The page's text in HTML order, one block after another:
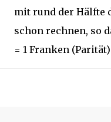
mit rund der Hälfte
schon rechnen, so
= 1 Franken